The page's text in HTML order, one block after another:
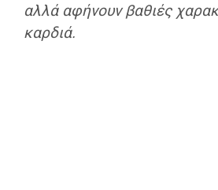
αλλά αφήνουν βαθιές
καρδιά.